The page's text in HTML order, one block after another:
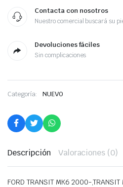
Contacta con nosotros
Nuestro comercial buscará su
Devoluciones fáciles
Sin complicaciones
Categoría: NUEVO
Descripción Valoraciones (0)
FORD TRANSIT MK6 2000-